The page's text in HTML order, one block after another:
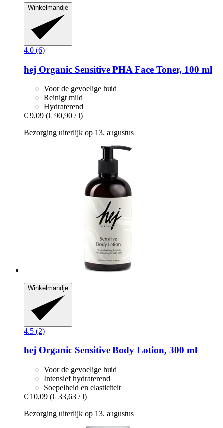
Winkelmandje
4.0 (6)
hej Organic Sensitive PHA Face Toner, 100 ml
Voor de gevoelige huid
Reinigt mild
Hydraterend
€ 9,09 (€ 90,90 / l)
Bezorging uiterlijk op 13. augustus
Winkelmandje
4.5 (2)
hej Organic Sensitive Body Lotion, 300 ml
Voor de gevoelige huid
Intensief hydraterend
Soepelheid en elasticiteit
€ 10,09 (€ 33,63 / l)
Bezorging uiterlijk op 13. augustus